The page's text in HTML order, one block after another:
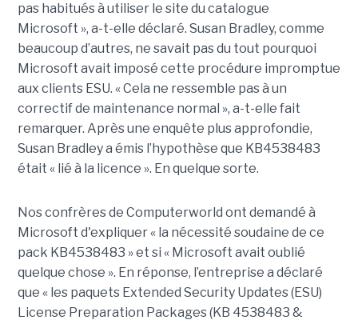
pas habitués à utiliser le site du catalogue
Microsoft », a-t-elle déclaré. Susan Bradley, comme
beaucoup d’autres, ne savait pas du tout pourquoi
Microsoft avait imposé cette procédure impromptue
aux clients ESU. « Cela ne ressemble pas à un
correctif de maintenance normal », a-t-elle fait
remarquer. Après une enquête plus approfondie,
Susan Bradley a émis l’hypothèse que KB4538483
était « lié à la licence ». En quelque sorte.
Nos confrères de Computerworld ont demandé à
Microsoft d'expliquer « la nécessité soudaine de ce
pack KB4538483 » et si « Microsoft avait oublié
quelque chose ». En réponse, l’entreprise a déclaré
que « les paquets Extended Security Updates (ESU)
License Preparation Packages (KB 4538483 &